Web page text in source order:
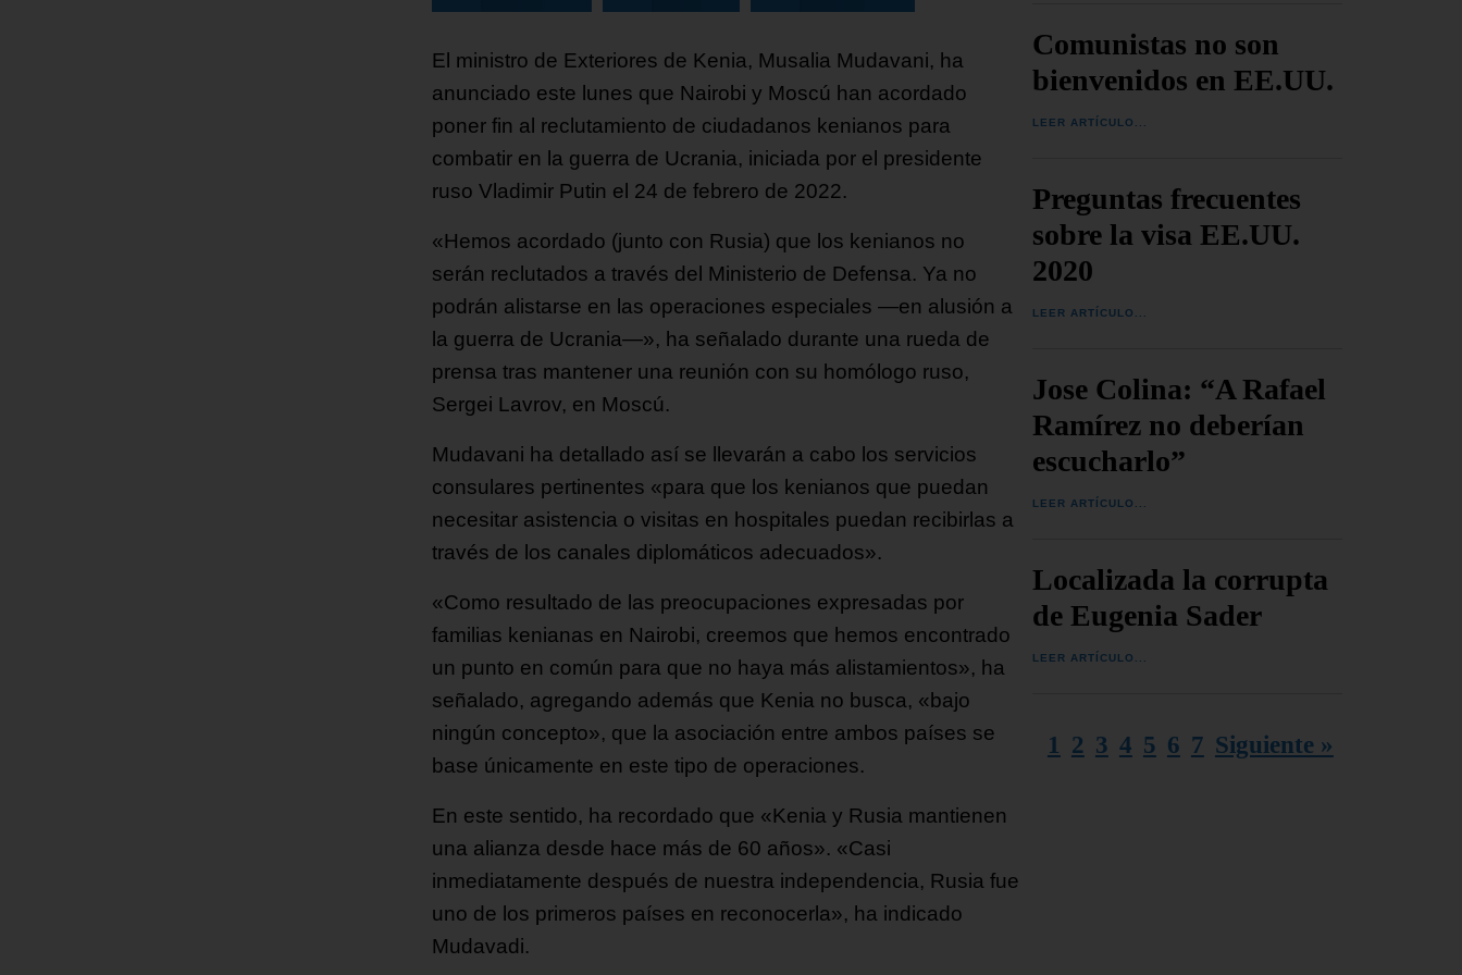
El ministro de Exteriores de Kenia, Musalia Mudavani, ha
anunciado este lunes que Nairobi y Moscú han acordado
poner fin al reclutamiento de ciudadanos kenianos para
combatir en la guerra de Ucrania, iniciada por el presidente
ruso Vladimir Putin el 24 de febrero de 2022.
«Hemos acordado (junto con Rusia) que los kenianos no
serán reclutados a través del Ministerio de Defensa. Ya no
podrán alistarse en las operaciones especiales —en alusión a
la guerra de Ucrania—», ha señalado durante una rueda de
prensa tras mantener una reunión con su homólogo ruso,
Sergei Lavrov, en Moscú.
Mudavani ha detallado así se llevarán a cabo los servicios
consulares pertinentes «para que los kenianos que puedan
necesitar asistencia o visitas en hospitales puedan recibirlas a
través de los canales diplomáticos adecuados».
«Como resultado de las preocupaciones expresadas por
familias kenianas en Nairobi, creemos que hemos encontrado
un punto en común para que no haya más alistamientos», ha
señalado, agregando además que Kenia no busca, «bajo
ningún concepto», que la asociación entre ambos países se
base únicamente en este tipo de operaciones.
En este sentido, ha recordado que «Kenia y Rusia mantienen
una alianza desde hace más de 60 años». «Casi
inmediatamente después de nuestra independencia, Rusia fue
uno de los primeros países en reconocerla», ha indicado
Mudavadi.
Comunistas no son
bienvenidos en EE.UU.
LEER ARTÍCULO...
Preguntas frecuentes
sobre la visa EE.UU.
2020
LEER ARTÍCULO...
Jose Colina: “A Rafael
Ramírez no deberían
escucharlo”
LEER ARTÍCULO...
Localizada la corrupta
de Eugenia Sader
LEER ARTÍCULO...
1 2 3 4 5 6 7 Siguiente »